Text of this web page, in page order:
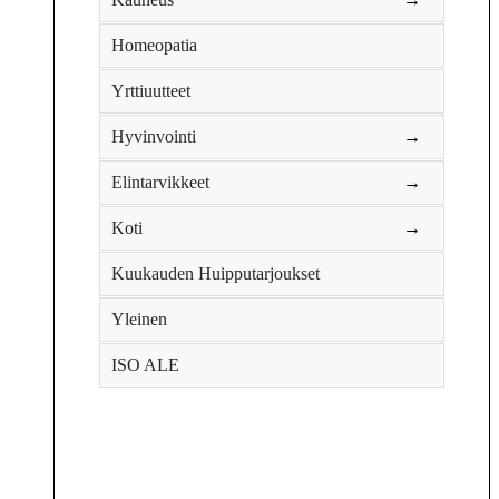
Homeopatia
Yrttiuutteet
Hyvinvointi →
Elintarvikkeet →
Koti →
Kuukauden Huipputarjoukset
Yleinen
ISO ALE